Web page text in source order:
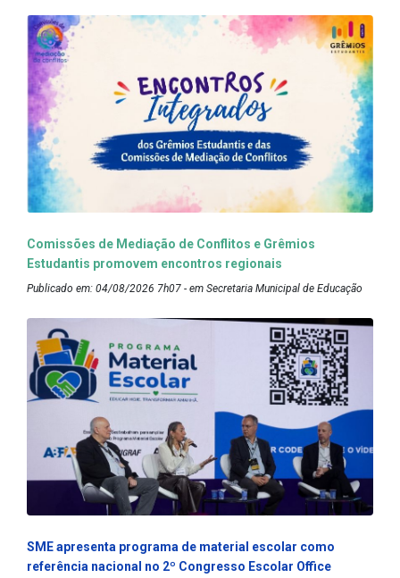
Comissões de Mediação de Conflitos e Grêmios
Estudantis promovem encontros regionais
Publicado em: 04/08/2026 7h07 - em Secretaria Municipal de Educação
SME apresenta programa de material escolar como
referência nacional no 2º Congresso Escolar Office